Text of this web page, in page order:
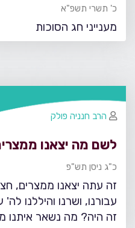
כ' תשרי תשפ"א
מענייני חג הסוכות
לשם מה יצאנו
כ"ג ניסן תש"פ
זה עתה יצאנו ממצרים,
עבורנו, ושרנו והיללנו
זה היה? מה נשאר איתנו
הרב חנניה פולק